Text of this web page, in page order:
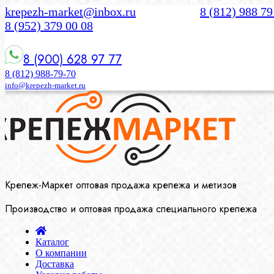
krepezh-market@inbox.ru
8 (812) 988
8 (952) 379 00 08
8 (900) 628 97 77
8 (812) 988-79-70
info@krepezh-market.ru
Крепеж-Маркет оптовая продажа крепежа и метизов
Производство и оптовая продажа специального крепежа
Каталог
О компании
Доставка